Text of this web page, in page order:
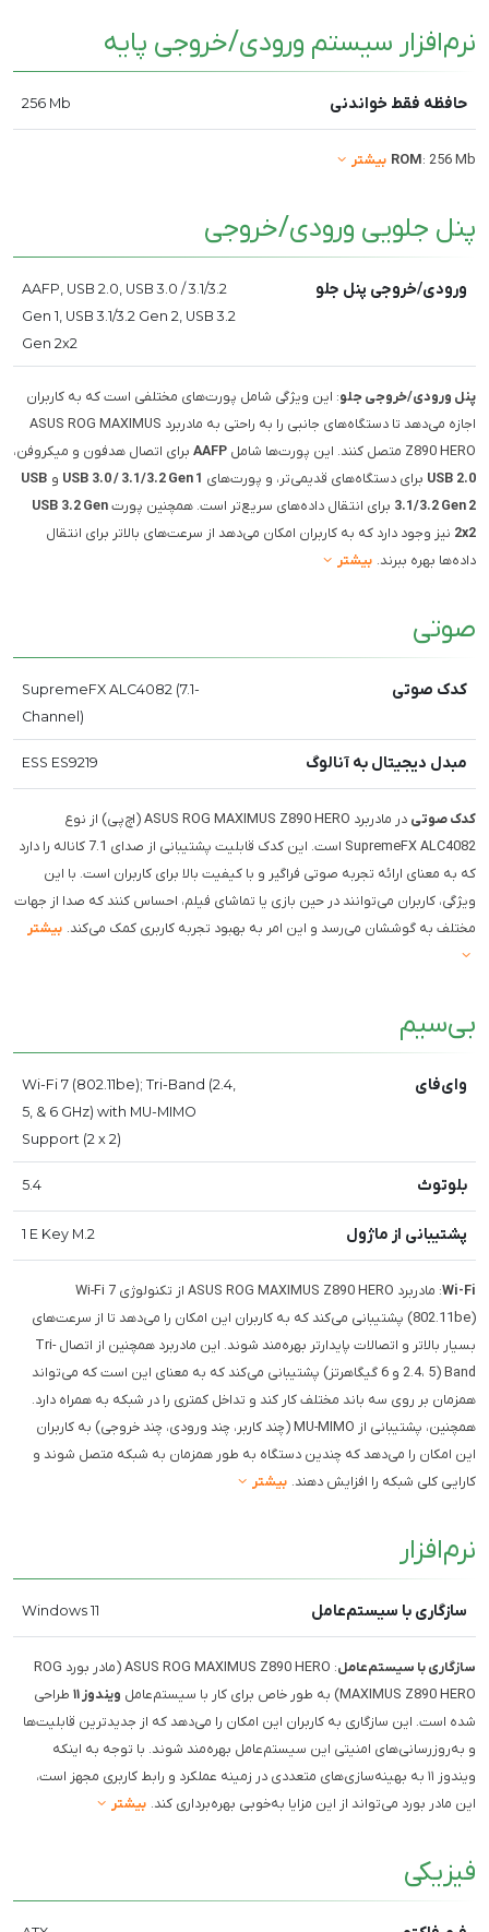
نرم‌افزار سیستم ورودی/خروجی پایه
حافظه فقط خواندنی 256 Mb
ROM: 256 Mb بیشتر
پنل جلویی ورودی/خروجی
ورودی/خروجی پنل جلو
AAFP, USB 2.0, USB 3.0 / 3.1/3.2
Gen 1, USB 3.1/3.2 Gen 2, USB 3.2
Gen 2x2
پنل ورودی/خروجی جلو: این ویژگی شامل پورت‌های مختلفی است که به کاربران
اجازه می‌دهد تا دستگاه‌های جانبی را به راحتی به مادربرد ASUS ROG MAXIMUS
Z890 HERO متصل کنند. این پورت‌ها شامل
AAFP برای اتصال هدفون و میکروفن،
USB 2.0 برای دستگاه‌های قدیمی‌تر، و پورت‌های USB 3.0 / 3.1/3.2 Gen 1 و USB
3.1/3.2 Gen 2 برای انتقال داده‌های سریع‌تر است. همچنین پورتUSB 3.2 Gen
2x2 نیز وجود دارد که به کاربران امکان می‌دهد از سرعت‌های بالاتر برای انتقال
داده‌ها بهره ببرند. بیشتر
صوتی
کدک صوتی
SupremeFX ALC4082 (7.1-
Channel)
مبدل دیجیتال به آنالوگ ESS ES9219
کدک صوتی
در مادربرد ASUS ROG MAXIMUS Z890 HERO (اچ‌پی) از نوع
SupremeFX ALC4082 است. این کدک قابلیت پشتیبانی از صدای 7.1 کاناله را دارد
که به معنای ارائه تجربه صوتی فراگیر و با کیفیت بالا برای کاربران است. با این
ویژگی، کاربران می‌توانند در حین بازی یا تماشای فیلم، احساس کنند که صدا از جهات
مختلف به گوششان می‌رسد و این امر به بهبود تجربه کاربری کمک می‌کند. بیشتر
بی‌سیم
وای‌فای
Wi-Fi 7 (802.11be); Tri-Band (2.4,
5, & 6 GHz) with MU-MIMO
Support (2 x 2)
بلوتوث 5.4
پشتیبانی از ماژول 1 E Key M.2
Wi-Fi
: مادربرد ASUS ROG MAXIMUS Z890 HERO از تکنولوژی Wi-Fi 7
(802.11be) پشتیبانی می‌کند که به کاربران این امکان را می‌دهد تا از سرعت‌های
بسیار بالاتر و اتصالات پایدارتر بهره‌مند شوند. این مادربرد همچنین از اتصال Tri-
Band (2.4، 5 و 6 گیگاهرتز) پشتیبانی می‌کند که به معنای این است که می‌تواند
همزمان بر روی سه باند مختلف کار کند و تداخل کمتری را در شبکه به همراه دارد.
همچنین، پشتیبانی از MU-MIMO (چند کاربر، چند ورودی، چند خروجی) به کاربران
این امکان را می‌دهد که چندین دستگاه به طور همزمان به شبکه متصل شوند و
کارایی کلی شبکه را افزایش دهند. بیشتر
نرم‌افزار
سازگاری با سیستم‌عامل Windows 11
سازگاری با سیستم‌عامل
: ASUS ROG MAXIMUS Z890 HERO (مادر بورد ROG
MAXIMUS Z890 HERO) به طور خاص برای کار با سیستم‌عامل
ویندوز ۱۱
طراحی
شده است. این سازگاری به کاربران این امکان را می‌دهد که از جدیدترین قابلیت‌ها
و به‌روزرسانی‌های امنیتی این سیستم‌عامل بهره‌مند شوند. با توجه به اینکه
ویندوز ۱۱ به بهینه‌سازی‌های متعددی در زمینه عملکرد و رابط کاربری مجهز است،
این مادر بورد می‌تواند از این مزایا به‌خوبی بهره‌برداری کند. بیشتر
فیزیکی